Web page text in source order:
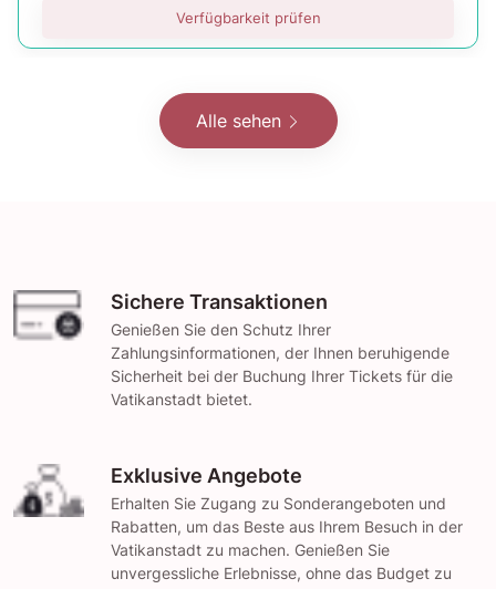
Verfügbarkeit prüfen
Alle sehen
Sichere Transaktionen
Genießen Sie den Schutz Ihrer
Zahlungsinformationen, der Ihnen beruhigende
Sicherheit bei der Buchung Ihrer Tickets für die
Vatikanstadt bietet.
Exklusive Angebote
Erhalten Sie Zugang zu Sonderangeboten und
Rabatten, um das Beste aus Ihrem Besuch in der
Vatikanstadt zu machen. Genießen Sie
unvergessliche Erlebnisse, ohne das Budget zu